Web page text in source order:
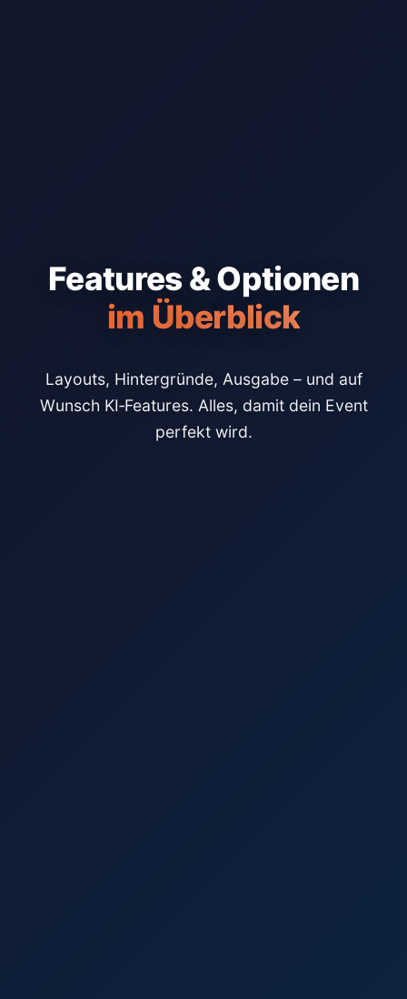
Features & Optionen
im Überblick
Layouts, Hintergründe, Ausgabe – und auf
Wunsch KI‑Features. Alles, damit dein Event
perfekt wird.